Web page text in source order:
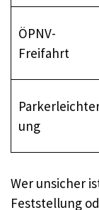
ÖPNV-
Freifahrt
ung
Wer unsicher
Feststellung